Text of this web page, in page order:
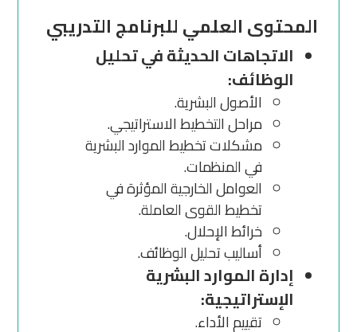
المحتوى العلمي للبرنامج التدريبي
الاتجاهات الحديثة في تحليل
الوظائف:
الأصول البشرية.
مراحل التخطيط الاستراتيجي.
مشكلات تخطيط الموارد البشرية
في المنظمات.
العوامل الخارجية المؤثرة في
تخطيط القوى العاملة.
خرائط الإحلال.
أساليب تحليل الوظائف.
إدارة الموارد البشرية
الإستراتيجية:
تقييم الأداء.